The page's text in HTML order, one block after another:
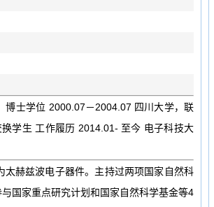
士学位 2000.07－2004.07 四川大学，联
学生 工作履历 2014.01- 至今 电子科技大
赫兹波电子器件。主持过两项国家自然科
国家重点研究计划和国家自然科学基金等4